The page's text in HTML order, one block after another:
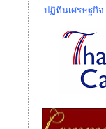
ปฏิทินเศรษฐกิจ